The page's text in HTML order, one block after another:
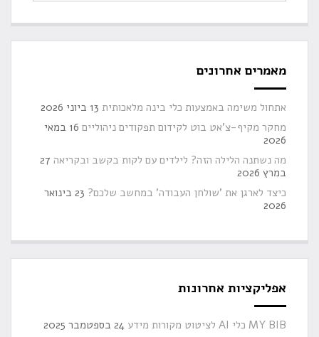
מאמרים אחרונים
אתחול משימה באמצעות כלי בינה מלאכותית 13 ביוני 2026
מחקר מקיף-צ'אט בוט לקידום תפקודים ניהוליים
16 במאי
2026
מה נשתנה הלילה הזה? לילדים עם לקות בקשב ובקריאה 27
במרץ 2026
כיצד לארגן את 'שולחן העבודה' במחשב שלכם?
23 בינואר
2026
אפליקציות אחרונות
MY BIB כלי AI לציטוט מקורות מידע
24 בספטמבר 2025